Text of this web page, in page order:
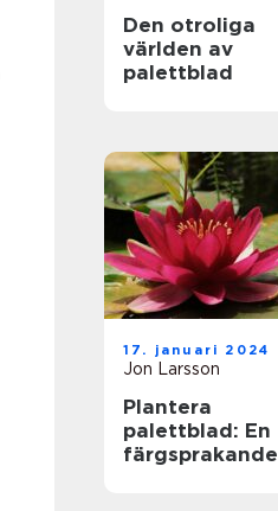
Den otroliga
världen av
palettblad
17. januari 2024
Jon Larsson
Plantera
palettblad: En
färgsprakande